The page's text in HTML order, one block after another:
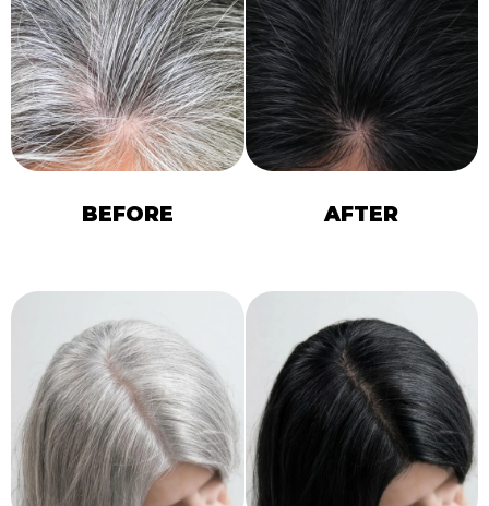
BEFORE AFTER